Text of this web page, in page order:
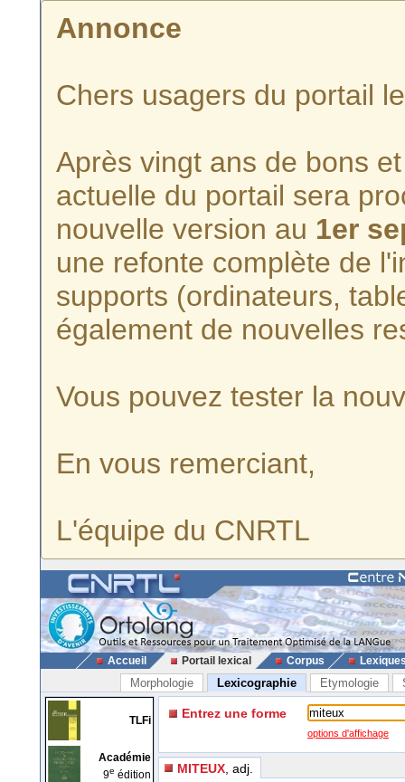
Annonce
Chers usagers du portail
Après vingt ans de bons
actuelle du portail sera
nouvelle version au 1er
une refonte complète de
supports (ordinateurs,
également de nouvelles
Vous pouvez tester la
En vous remerciant,
L'équipe du CNRTL
Accueil Portail lexical Corpus
Morphologie Lexicographie Etymologie
TLFi
Académie
9e édition
Entrez une forme
options d'affichage
MITEUX , adj.